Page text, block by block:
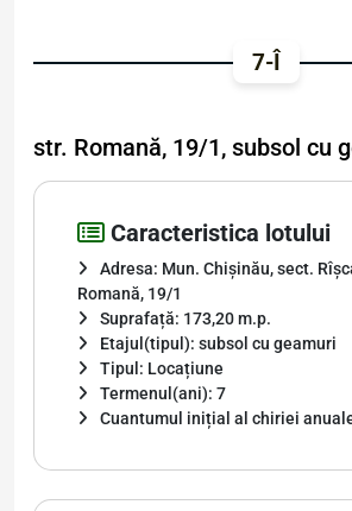
7-Î
str. Romană, 19/1, subsol cu
Caracteristica lotului
Adresa: Mun. Chișinău, sect.
Romană, 19/1
Suprafață: 173,20 m.p.
Etajul(tipul): subsol cu geamuri
Tipul: Locațiune
Termenul(ani): 7
Cuantumul inițial al chiriei